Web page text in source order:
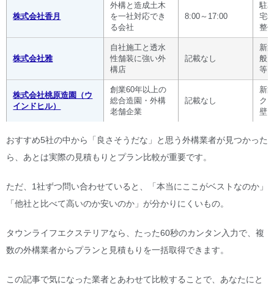
株式会社香月
外構と造成土木
を一社対応でき
る会社
8:00～17:00
駐
宅
整
株式会社雅
自社施工と透水
性舗装に強い外
構店
記載なし
新
般
等
株式会社桃原造園（ウ
インドヒル）
創業60年以上の
総合造園・外構
老舗企業
記載なし
新
ク
壁
おすすめ5社の中から「良さそうだな」と思う外構業者が見つかった
ら、あとは実際の見積もりとプラン比較が重要です。
ただ、1社ずつ問い合わせていると、「本当にここがベストなのか」
「他社と比べて高いのか安いのか」が分かりにくいもの。
タウンライフエクステリアなら、たった60秒のカンタン入力で、複
数の外構業者からプランと見積もりを一括取得できます。
この記事で気になった業者とあわせて比較することで、あなたにと